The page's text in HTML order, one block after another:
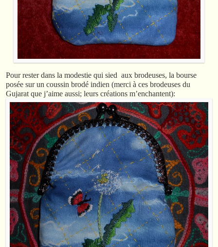
Pour rester dans la modestie qui sied aux brodeuses, la bourse
posée sur un coussin brodé indien (merci à ces brodeuses du
Gujarat que j’aime aussi; leurs créations m’enchantent):